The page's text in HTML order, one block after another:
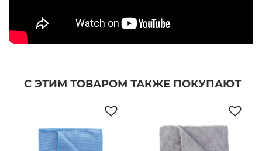
С ЭТИМ ТОВАРОМ ТАКЖЕ ПОКУПАЮТ